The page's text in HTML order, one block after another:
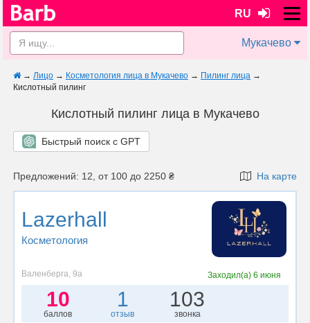
RU
Мукачево
→ Лицо → Косметология лица в Мукачево → Пилинг лица →
Кислотный пилинг
Кислотный пилинг лица в Мукачево
Быстрый поиск с GPT
Предложений: 12, от 100 до 2250 ₴ На карте
Lazerhall
Косметология
Валенберга, 9а Заходил(а) 6 июня
10
баллов
1
отзыв
103
звонка